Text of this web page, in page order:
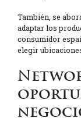
También, se
adaptar los
consumidor
elegir